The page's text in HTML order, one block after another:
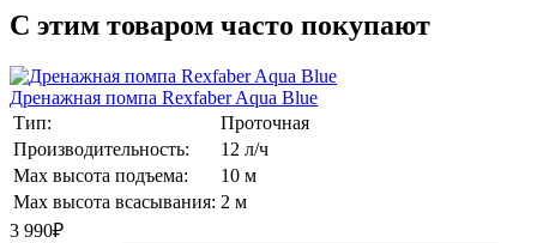
C этим товаром часто покупают
Дренажная помпа Rexfaber Aqua Blue
Тип:
Проточная
Производительность:
12 л/ч
Max высота подъема:
10 м
Max высота всасывания: 2 м
3 990₽